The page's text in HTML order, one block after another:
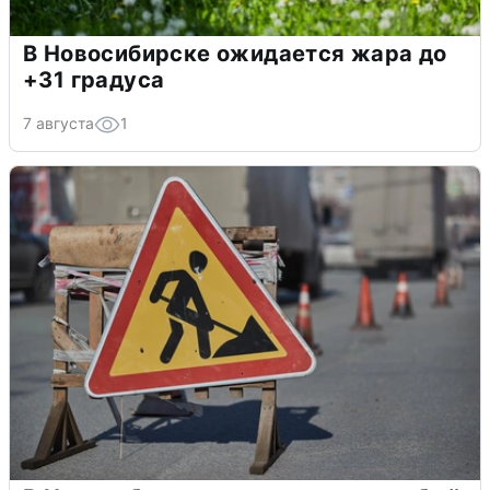
В Новосибирске ожидается жара до
+31 градуса
7 августа 1